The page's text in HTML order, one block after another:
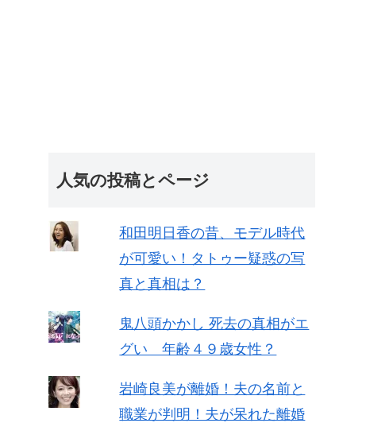
人気の投稿とページ
和田明日香の昔、モデル時代
が可愛い！タトゥー疑惑の写
真と真相は？
鬼八頭かかし 死去の真相がエ
グい 年齢４９歳女性？
岩崎良美が離婚！夫の名前と
職業が判明！夫が呆れた離婚